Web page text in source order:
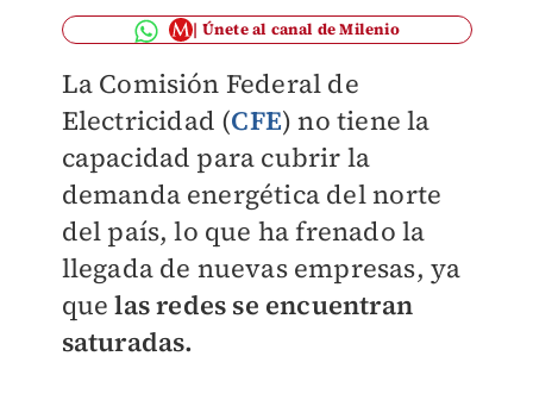
Únete al canal de Milenio
La Comisión Federal de
Electricidad (CFE) no tiene la
capacidad para cubrir la
demanda energética del norte
del país, lo que ha frenado la
llegada de nuevas empresas, ya
quelas redes se encuentran
saturadas.